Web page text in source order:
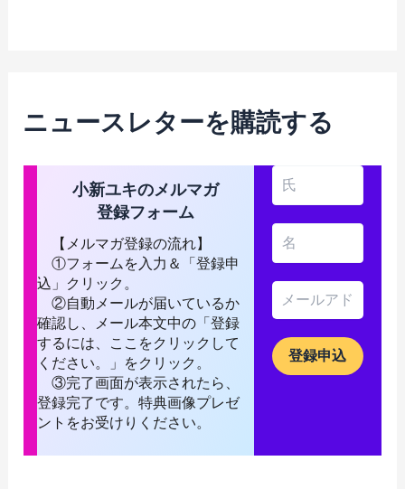
ニュースレターを購読する
小新ユキのメルマガ
登録フォーム
【メルマガ登録の流れ】
①フォームを入力＆「登録申
込」クリック。
②自動メールが届いているか
確認し、メール本文中の「登録
するには、ここをクリックして
ください。」をクリック。
③完了画面が表示されたら、
登録完了です。特典画像プレゼ
ントをお受けりください。